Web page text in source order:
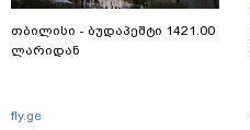
თბილისი - ბუდაპეშტი 1421.00
ლარიდან
fly.ge